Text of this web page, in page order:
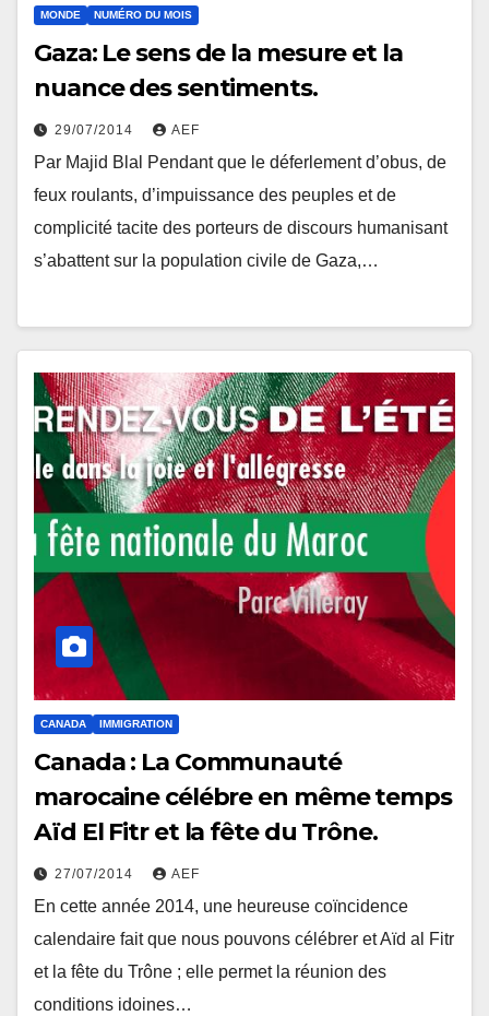
MONDE NUMÉRO DU MOIS
Gaza: Le sens de la mesure et la
nuance des sentiments.
29/07/2014 AEF
Par Majid Blal Pendant que le déferlement d’obus, de
feux roulants, d’impuissance des peuples et de
complicité tacite des porteurs de discours humanisant
s’abattent sur la population civile de Gaza,…
CANADA IMMIGRATION
Canada : La Communauté
marocaine célébre en même temps
Aïd El Fitr et la fête du Trône.
27/07/2014 AEF
En cette année 2014, une heureuse coïncidence
calendaire fait que nous pouvons célébrer et Aïd al Fitr
et la fête du Trône ; elle permet la réunion des
conditions idoines…